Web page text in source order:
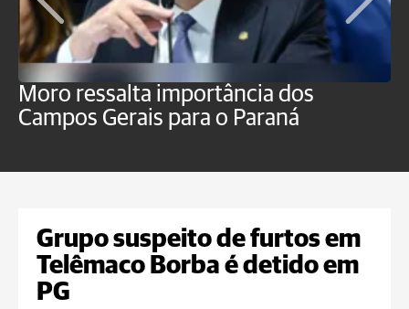
Moro ressalta importância dos
Campos Gerais para o Paraná
Grupo suspeito de furtos em
Telêmaco Borba é detido em
PG